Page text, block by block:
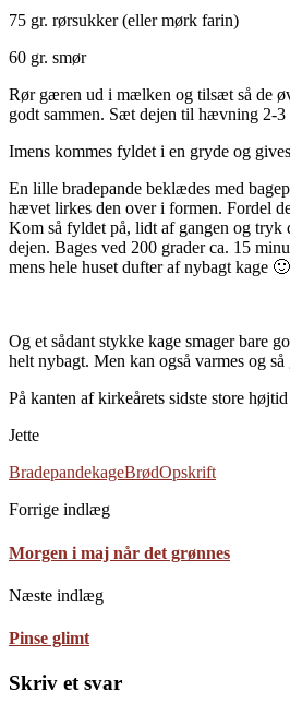
75 gr. rørsukker (eller mørk farin)
60 gr. smør
Rør gæren ud i mælken og tilsæt så de
godt sammen. Sæt dejen til hævning 2-3
Imens kommes fyldet i en gryde og
En lille bradepande beklædes med
hævet lirkes den over i formen. Fordel
Kom så fyldet på, lidt af gangen og tryk
dejen. Bages ved 200 grader ca. 15
mens hele huset dufter af nybagt kage 🙂
Og et sådant stykke kage smager bare
helt nybagt. Men kan også varmes og
På kanten af kirkeårets sidste store
Jette
BradepandekageBrødOpskrift
Forrige indlæg
Morgen i maj når det grønnes
Næste indlæg
Pinse glimt
Skriv et svar